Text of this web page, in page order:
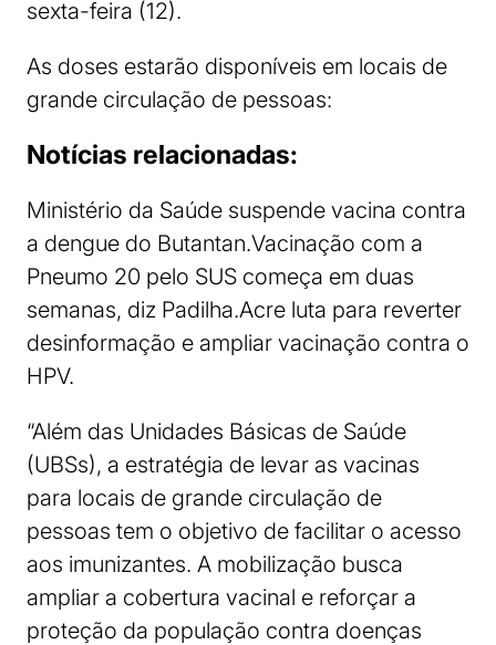
sexta-feira (12).
As doses estarão disponíveis em locais de
grande circulação de pessoas:
Notícias relacionadas:
Ministério da Saúde suspende vacina contra
a dengue do Butantan.Vacinação com a
Pneumo 20 pelo SUS começa em duas
semanas, diz Padilha.Acre luta para reverter
desinformação e ampliar vacinação contra o
HPV.
“Além das Unidades Básicas de Saúde
(UBSs), a estratégia de levar as vacinas
para locais de grande circulação de
pessoas tem o objetivo de facilitar o acesso
aos imunizantes. A mobilização busca
ampliar a cobertura vacinal e reforçar a
proteção da população contra doenças